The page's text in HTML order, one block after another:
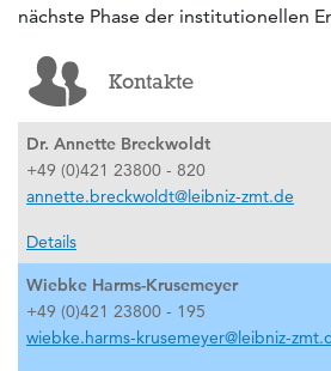
nächste Phase der institutionellen
Kontakte
Dr. Annette Breckwoldt
+49 (0)421 23800 - 820
annette.breckwoldt@leibniz-zmt.de
Details
Wiebke Harms-Krusemeyer
+49 (0)421 23800 - 195
wiebke.harms-krusemeyer@leibniz-